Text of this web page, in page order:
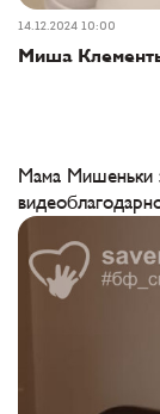
14.12.2024 10:00
Миша
Мама Мишеньки